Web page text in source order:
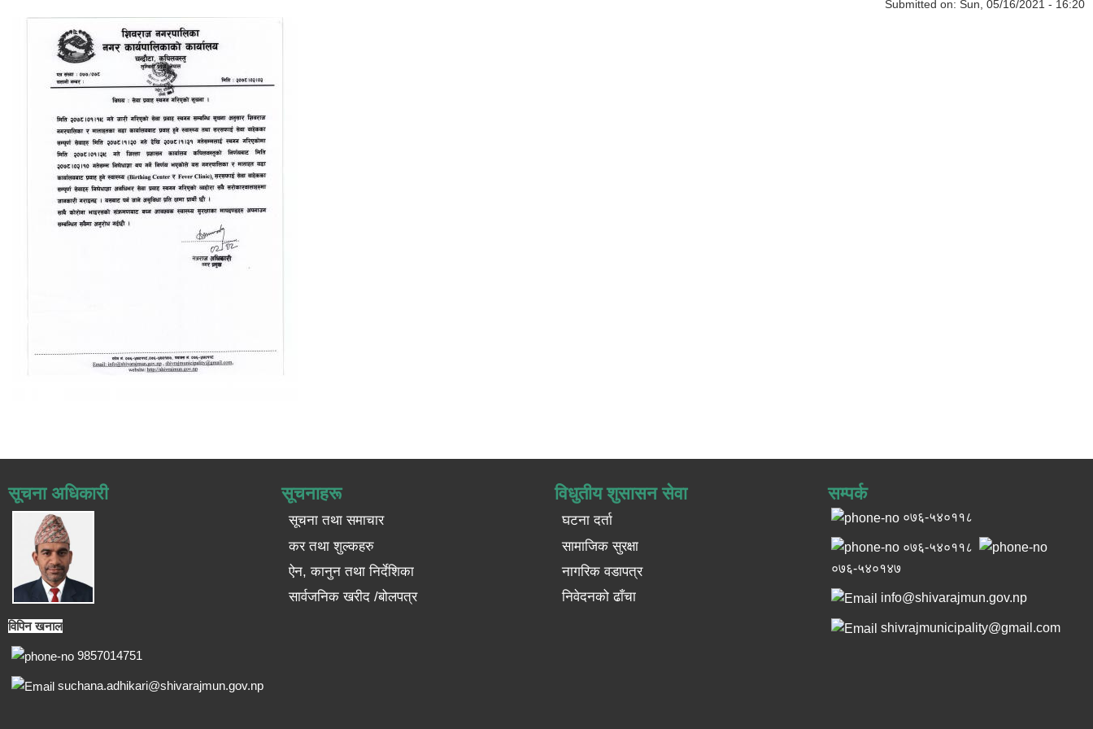
Submitted on: Sun, 05/16/2021 - 16:20
सूचना अधिकारी
विपिन खनाल
9857014751
suchana.adhikari@shivarajmun.gov.np
सूचनाहरू
सूचना तथा समाचार
कर तथा शुल्कहरु
ऐन, कानुन तथा निर्देशिका
सार्वजनिक खरीद /बोलपत्र
विधुतीय शुसासन सेवा
घटना दर्ता
सामाजिक सुरक्षा
नागरिक वडापत्र
निवेदनको ढाँचा
सम्पर्क
०७६-५४०११८
०७६-५४०११८
०७६-५४०१४७
info@shivarajmun.gov.np
shivrajmunicipality@gmail.com